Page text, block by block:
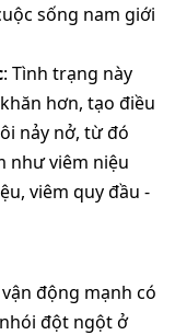
sống nam giới
: Tình trạng này
hơn, tạo điều
nảy nở, từ đó
như viêm niệu
viêm quy đầu -
động mạnh có
đột ngột ở